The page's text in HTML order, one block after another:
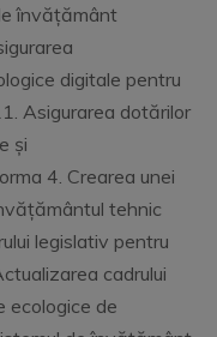
învățământ
digitale pentru
Asigurarea dotărilor
și
4. Crearea unei
tehnic
legislativ pentru
cadrului
ecologice de